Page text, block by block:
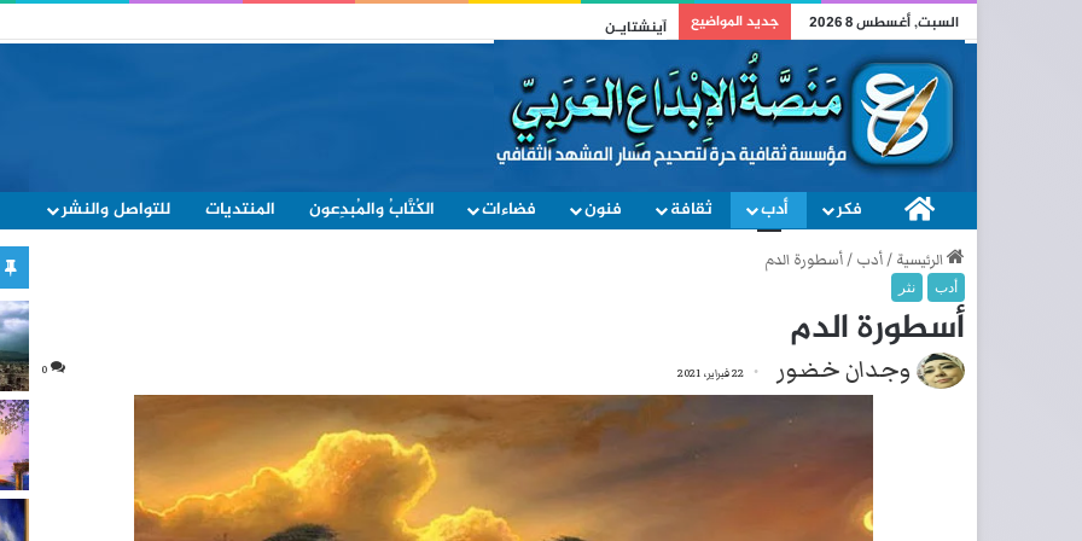
السبت, أغسطس 8 2026 جديد المواضيع آينشتايـن
الصفحة الرئيسية
فكر أدب ثقافة فنون فضاءات الكُتَّابُ والمُبدِعون المنتديات للتواصل والنشر
الرئيسية /أدب /أسطورة الدم
أدب نثر
أسطورة الدم
وجدان خضور 22 فبراير، 2021 0